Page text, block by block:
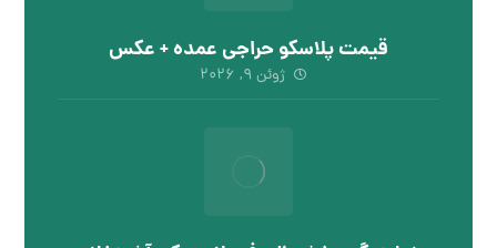
قیمت پلاسکو حراجی عمده + عکس
ژوئن ۹, ۲۰۲۶